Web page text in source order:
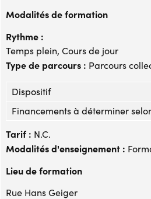
Modalités de formation
Rythme :
Temps plein, Cours de jour
Type de parcours : Parcours
Dispositif
Financements à déterminer
Tarif : N.C.
Modalités d'enseignement :
Lieu de formation
Rue Hans Geiger